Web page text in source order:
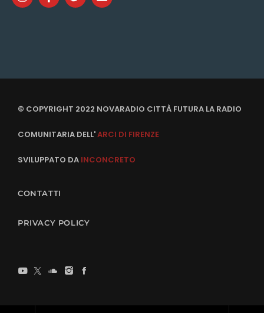
© COPYRIGHT 2022 NOVARADIO CITTÀ FUTURA LA RADIO
COMUNITARIA DELL'ARCI DI FIRENZE
SVILUPPATO DA INCONCRETO
CONTATTI
PRIVACY POLICY